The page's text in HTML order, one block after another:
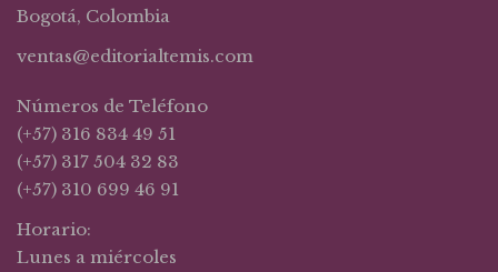
Bogotá, Colombia
ventas@editorialtemis.com
Números de Teléfono
(+57) 316 834 49 51
(+57) 317 504 32 83
(+57) 310 699 46 91
Horario:
Lunes a miércoles